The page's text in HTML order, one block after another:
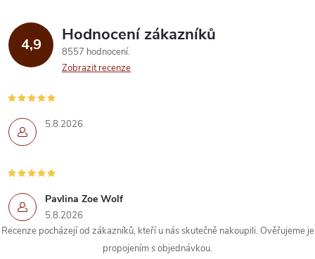
d
a
c
í
p
r
v
k
4,9 Hodnocení zákazníků
8557 hodnocení
Zobrazit recenze
5.8.2026
Pavlina Zoe Wolf
5.8.2026
Recenze pocházejí od zákazníků, kteří u nás skutečně nakoupili. Ověřujeme je
propojením s objednávkou.